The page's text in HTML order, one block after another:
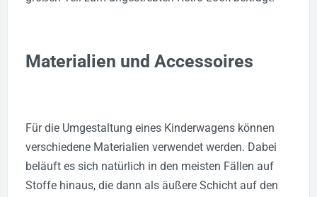
Materialien und Accessoires
Für die Umgestaltung eines Kinderwagens können
verschiedene Materialien verwendet werden. Dabei
beläuft es sich natürlich in den meisten Fällen auf
Stoffe hinaus, die dann als äußere Schicht auf den